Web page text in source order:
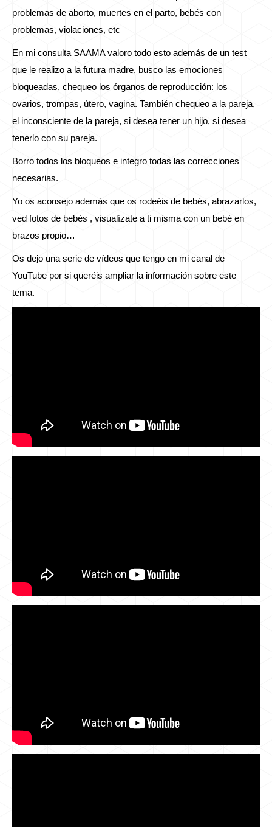
problemas de aborto, muertes en el parto, bebés con
problemas, violaciones, etc
En mi consulta SAAMA valoro todo esto además de un test
que le realizo a la futura madre, busco las emociones
bloqueadas, chequeo los órganos de reproducción: los
ovarios, trompas, útero, vagina. También chequeo a la pareja,
el inconsciente de la pareja, si desea tener un hijo, si desea
tenerlo con su pareja.
Borro todos los bloqueos e integro todas las correcciones
necesarias.
Yo os aconsejo además que os rodeéis de bebés, abrazarlos,
ved fotos de bebés , visualízate a ti misma con un bebé en
brazos propio…
Os dejo una serie de vídeos que tengo en mi canal de
YouTube por si queréis ampliar la información sobre este
tema.